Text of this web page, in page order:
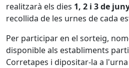
realitzarà els dies 1, 2 i 3 de
recollida de les urnes de cada
Per participar en el sorteig,
disponible als establiments
Corretapes i dipositar-la a